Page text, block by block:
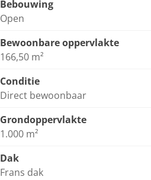
Bebouwing
Open
Bewoonbare oppervlakte
166,50 m²
Conditie
Direct bewoonbaar
Grondoppervlakte
1.000 m²
Dak
Frans dak